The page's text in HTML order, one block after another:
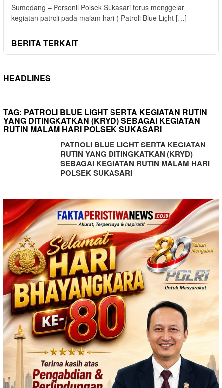
Sumedang – Personil Polsek Sukasari terus menggelar
kegiatan patroli pada malam hari ( Patroli Blue Light […]
BERITA TERKAIT
HEADLINES
TAG: PATROLI BLUE LIGHT SERTA KEGIATAN RUTIN
YANG DITINGKATKAN (KRYD) SEBAGAI KEGIATAN
RUTIN MALAM HARI POLSEK SUKASARI
PATROLI BLUE LIGHT SERTA KEGIATAN
RUTIN YANG DITINGKATKAN (KRYD)
SEBAGAI KEGIATAN RUTIN MALAM HARI
POLSEK SUKASARI